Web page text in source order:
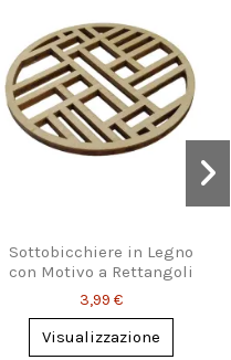
Sottobicchiere in Legno
con Motivo a Rettangoli
Moderno
3,99 €
Visualizzazione